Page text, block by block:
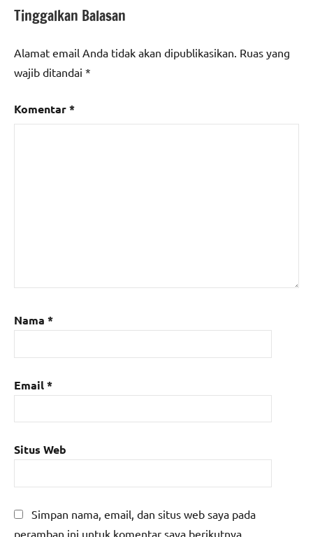
Tinggalkan Balasan
Alamat email Anda tidak akan dipublikasikan. Ruas yang
wajib ditandai *
Komentar*
Nama *
Email*
Situs Web
Simpan nama, email, dan situs web saya pada
peramban ini untuk komentar saya berikutnya.